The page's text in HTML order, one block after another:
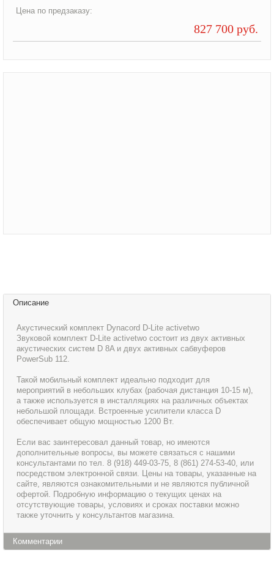
Цена по предзаказу:
827 700 руб.
Описание
Акустический комплект Dynacord D-Lite activetwo
Звуковой комплект D-Lite activetwo состоит из двух активных
акустических систем D 8A и двух активных сабвуферов
PowerSub 112.
Такой мобильный комплект идеально подходит для
мероприятий в небольших клубах (рабочая дистанция 10-15 м),
а также используется в инсталляциях на различных объектах
небольшой площади. Встроенные усилители класса D
обеспечивает общую мощностью 1200 Вт.
Если вас заинтересовал данный товар, но имеются
дополнительные вопросы, вы можете связаться с нашими
консультантами по тел. 8 (918) 449-03-75, 8 (861) 274-53-40, или
посредством электронной связи. Цены на товары, указанные на
сайте, являются ознакомительными и не являются публичной
офертой. Подробную информацию о текущих ценах на
отсутствующие товары, условиях и сроках поставки можно
также уточнить у консультантов магазина.
Комментарии